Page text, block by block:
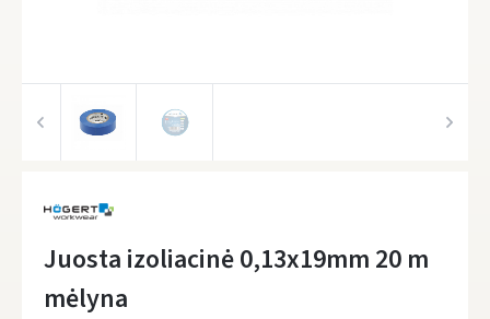
Juosta izoliacinė 0,13x19mm 20 m
mėlyna